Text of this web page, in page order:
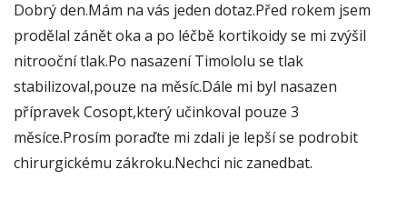
Dobrý den.Mám na vás jeden dotaz.Před rokem jsem
prodělal zánět oka a po léčbě kortikoidy se mi zvýšil
nitrooční tlak.Po nasazení Timololu se tlak
stabilizoval,pouze na měsíc.Dále mi byl nasazen
přípravek Cosopt,který učinkoval pouze 3
měsíce.Prosím poraďte mi zdali je lepší se podrobit
chirurgickému zákroku.Nechci nic zanedbat.